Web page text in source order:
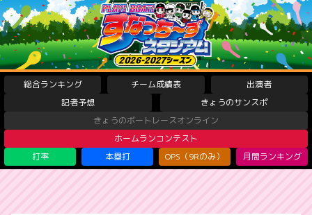
総合ランキング チーム成績表
出演者
記者予想
きょうのサンスポ
きょうのボートレースオンライン
ホームランコンテスト
打率
本塁打 OPS（9Rのみ） 月間ランキング